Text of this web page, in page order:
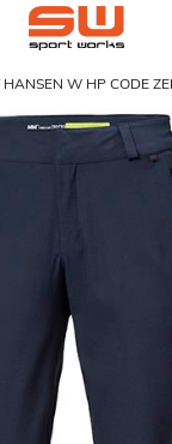
HANSEN W HP CODE